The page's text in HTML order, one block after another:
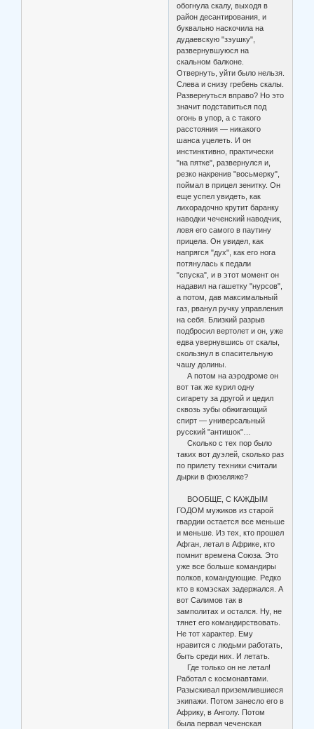
обогнула скалу, выходя в
район десантирования, и
буквально наскочила на
дудаевскую "зэушку",
развернувшуюся на
скальном балконе.
Отвернуть, уйти было нельзя.
Слева и снизу гребень скалы.
Развернуться вправо? Но это
значит подставиться под
огонь в упор, а с такого
расстояния — никакого
шанса уцелеть. И он
инстинктивно, практически
"на пятке", развернулся и,
резко накренив "восьмерку",
поймал в прицел зенитку. Он
еще успел увидеть, как
лихорадочно крутит баранку
наводки чеченский наводчик,
ловя его самого в паутину
прицела. Он увидел, как
напрягся "дух", как его нога
потянулась к педали
"спуска", и в этот момент он
надавил на гашетку "нурсов",
а потом, дав максимальный
газ, рванул ручку управления
на себя. Близкий разрыв
подбросил вертолет и он, уже
едва увернувшись от скалы,
скользнул в спасительную
чашу долины.
А потом на аэродроме он
вот так же курил одну
сигарету за другой и цедил
сквозь зубы обжигающий
спирт — универсальный
русский "антишок"…
Сколько с тех пор было
таких вот дуэлей, сколько раз
по прилету техники считали
дырки в фюзеляже?
ВООБЩЕ, С КАЖДЫМ
ГОДОМ мужиков из старой
гвардии остается все меньше
и меньше. Из тех, кто прошел
Афган, летал в Африке, кто
помнит времена Союза. Это
уже все больше командиры
полков, командующие. Редко
кто в комэсках задержался. А
вот Салимов так в
замполитах и остался. Ну, не
тянет его командирствовать.
Не тот характер. Ему
нравится с людьми работать,
быть среди них. И летать.
Где только он не летал!
Работал с космонавтами.
Разыскивал приземлившиеся
экипажи. Потом занесло его в
Африку, в Анголу. Потом
была первая чеченская